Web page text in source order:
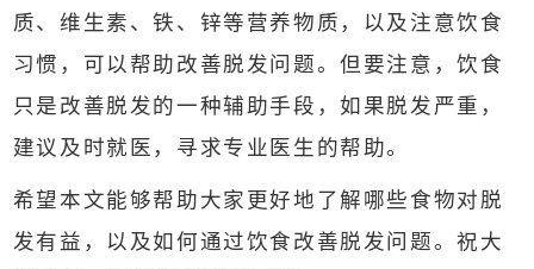
质、维生素、铁、锌等营养物质，以及注意饮食
习惯，可以帮助改善脱发问题。但要注意，饮食
只是改善脱发的一种辅助手段，如果脱发严重，
建议及时就医，寻求专业医生的帮助。
希望本文能够帮助大家更好地了解哪些食物对脱
发有益，以及如何通过饮食改善脱发问题。祝大